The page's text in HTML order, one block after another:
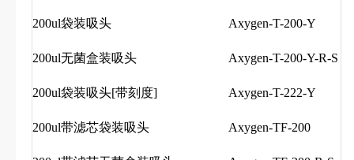
200ul袋装吸头 Axygen-T-200-Y
200ul无菌盒装吸头 Axygen-T-200-Y-R-S
200ul袋装吸头[带刻度] Axygen-T-222-Y
200ul带滤芯袋装吸头 Axygen-TF-200